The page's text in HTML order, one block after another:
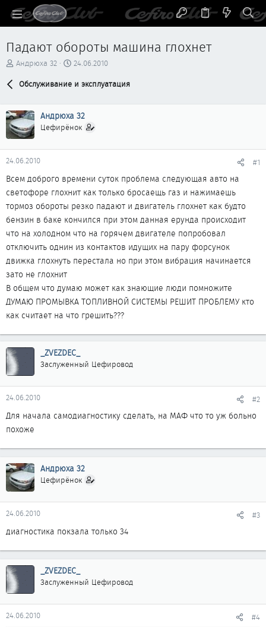
Падают обороты машина глохнет
А
т
е
м
ы
Андрюха 32
Д
т
а
ч
л
24.06.2010
Обслуживание и эксплуатация
Андрюха 32
Цефирёнок
24.06.2010 #1
Всем доброго времени суток проблема следующая авто на
светофоре глохнит как только бросаещь газ и нажимаешь
тормоз обороты резко падают и двигатель глохнет как будто
бензин в баке кончился при этом данная ерунда происходит
что на холодном что на горячем двигателе попробовал
отключить однин из контактов идущих на пару форсунок
движка глохнуть перестала но при этом вибрация начинается
зато не глохнит
В общем что думаю может как знающие люди помножите
ДУМАЮ ПРОМЫВКА ТОПЛИВНОЙ СИСТЕМЫ РЕШИТ ПРОБЛЕМУ кто
как считает на что грешить???
_ZVEZDEC_
Заслуженный Цефировод
24.06.2010 #2
Для начала самодиагностику сделать, на МАФ что то уж больно
похоже
Андрюха 32
Цефирёнок
24.06.2010 #3
диагностика покзала только 34
_ZVEZDEC_
Заслуженный Цефировод
24.06.2010 #4